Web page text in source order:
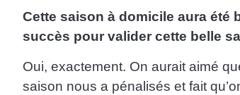
Cette saison à domicile aura été
succès pour valider cette belle
Oui, exactement. On aurait aimé
saison nous a pénalisés et fait